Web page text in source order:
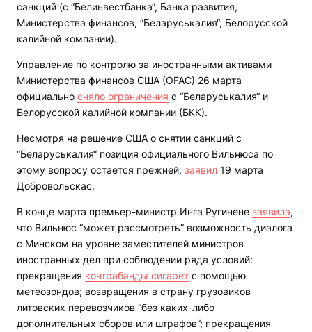
санкций (с “Белинвестбанка“, Банка развития,
Министерства финансов, “Беларуськалия“, Белорусской
калийной компании).
Управление по контролю за иностранными активами
Министерства финансов США (OFAC) 26 марта
официально сняло ограничения с “Беларуськалия“ и
Белорусской калийной компании (БКК).
Несмотря на решение США о снятии санкций с
“Беларуськалия“ позиция официального Вильнюса по
этому вопросу остается прежней, заявил 19 марта
Добровольскас.
В конце марта премьер-министр Инга Ругинене заявила,
что Вильнюс “может рассмотреть” возможность диалога
с Минском на уровне заместителей министров
иностранных дел при соблюдении ряда условий:
прекращения контрабанды сигарет с помощью
метеозондов; возвращения в страну грузовиков
литовских перевозчиков “без каких-либо
дополнительных сборов или штрафов”; прекращения